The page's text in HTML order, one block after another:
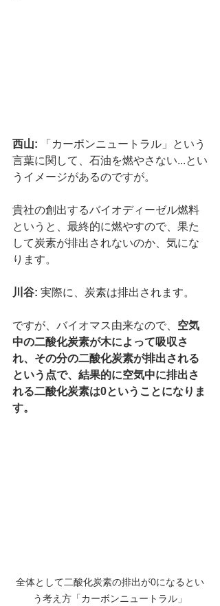
西山: 「カーボンニュートラル」という
言葉に関して、石油を燃やさない...とい
うイメージがあるのですが。
貴社の創出するバイオディーゼル燃料
というと、最終的に燃やすので、果た
して炭素が排出されないのか、気にな
ります。
川谷: 実際に、炭素は排出されます。
ですが、バイオマス由来なので、 空気
中の二酸化炭素が木によって吸収さ
れ、その分の二酸化炭素が排出される
という点で、結果的に空気中に排出さ
れる二酸化炭素は0ということになりま
す。
全体として二酸化炭素の排出が0になるとい
う考え方「カーボンニュートラル」